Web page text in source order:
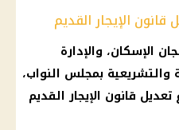
الإيجار القديم
الإسكان، والإدارة
والتشريعية بمجلس النواب،
قانون الإيجار القديم